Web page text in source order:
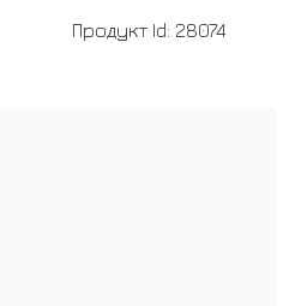
Продукт Id: 28074